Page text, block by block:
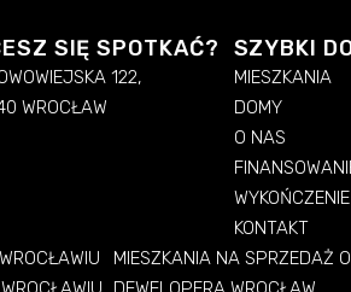
SIĘ SPOTKAĆ?
122,
WROCŁAW
SZYBKI
MIESZKANIA
DOMY
O NAS
KONTAKT
MIESZKANIA NA SPRZEDAŻ